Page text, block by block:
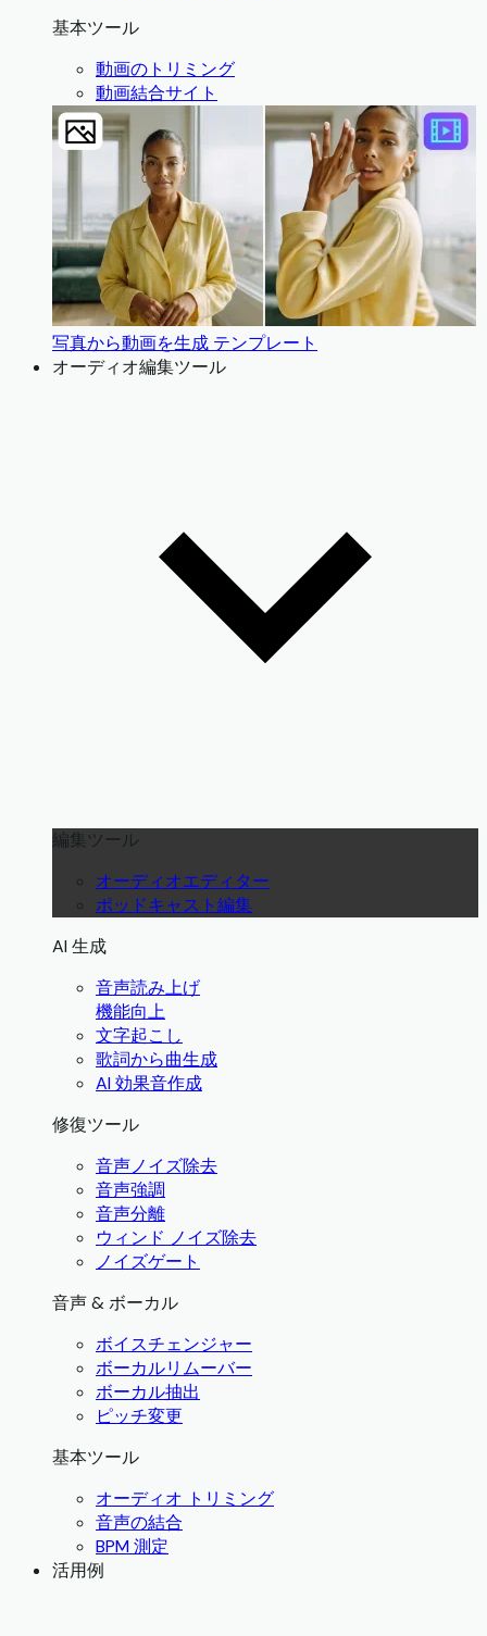
基本ツール
動画のトリミング
動画結合サイト
写真から動画を生成 テンプレート
オーディオ編集ツール
編集ツール
オーディオエディター
ポッドキャスト編集
AI 生成
音声読み上げ
機能向上
文字起こし
歌詞から曲生成
AI 効果音作成
修復ツール
音声ノイズ除去
音声強調
音声分離
ウィンド ノイズ除去
ノイズゲート
音声 & ボーカル
ボイスチェンジャー
ボーカルリムーバー
ボーカル抽出
ピッチ変更
基本ツール
オーディオ トリミング
音声の結合
BPM 測定
活用例